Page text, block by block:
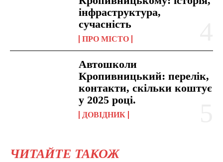
інфраструктура,
сучасність
ПРО МІСТО
Автошколи
Кропивницький: перелік,
контакти, скільки коштує
у 2025 році.
ДОВІДНИК
ЧИТАЙТЕ ТАКОЖ